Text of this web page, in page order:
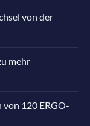
von der
mehr
120 ERGO-